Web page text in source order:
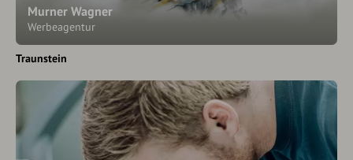
Murner Wagner
Werbeagentur
Traunstein